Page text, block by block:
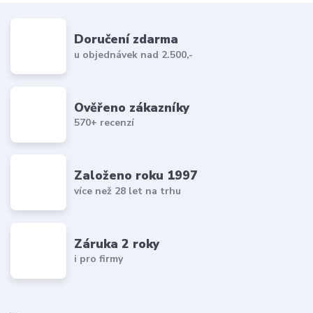
Doručení zdarma
u objednávek nad 2.500,-
Ověřeno zákazníky
570+ recenzí
Založeno roku 1997
více než 28 let na trhu
Záruka 2 roky
i pro firmy